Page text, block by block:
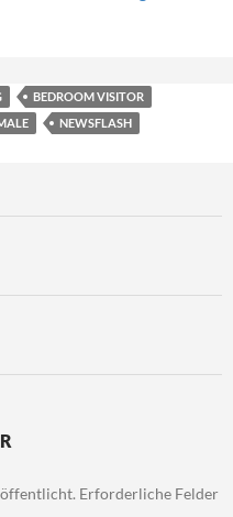
BEDROOM VISITOR
NEWSFLASH
Erforderliche Felder